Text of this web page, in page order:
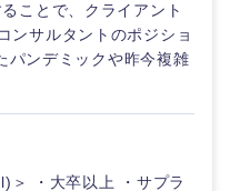
ことで、クライアント
ンサルタントのポジショ
パンデミックや昨今複雑
・大卒以上 ・サプラ